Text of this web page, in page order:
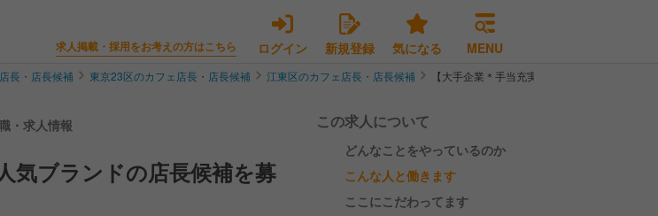
求人掲載・採用をお考えの方はこちら ログイン 新規登録 気になる MENU
長・店長候補 東京23区のカフェ店長・店長候補 江東区のカフェ店長・店長候補 【大手企業＊手当充実】世界に展開する人気
・求人情報
気ブランドの店長候補を募
この求人について
どんなことをやっているのか
こんな人と働きます
ここにこだわってます